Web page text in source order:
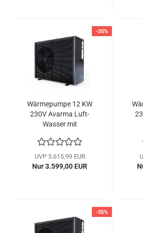
-35%
Wärmepumpe 12 KW
230V Avarma Luft-
Wasser mit
Monoblock Hofman
Energy
UVP 5.615,99 EUR
Nur 3.599,00 EUR
-35%